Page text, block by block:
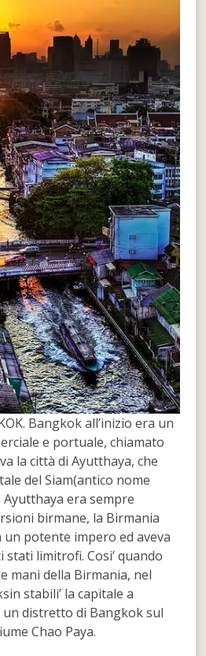
Bangkok all’inizio era un
e portuale, chiamato
la città di Ayutthaya, che
del Siam(antico nome
era sempre
birmane, la Birmania
potente impero ed aveva
limitrofi. Cosi’ quando
mani della Birmania, nel
stabili’ la capitale a
distretto di Bangkok sul
Chao Paya.